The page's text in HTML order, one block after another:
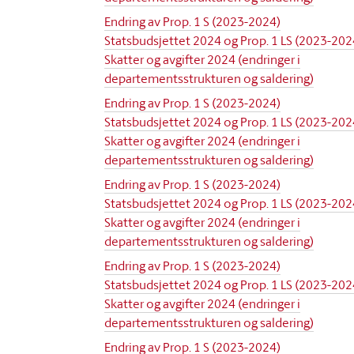
Endring av Prop. 1 S (2023-2024)
Statsbudsjettet 2024 og Prop. 1 LS (2023-
Skatter og avgifter 2024 (endringer i
departementsstrukturen og saldering)
Endring av Prop. 1 S (2023-2024)
Statsbudsjettet 2024 og Prop. 1 LS (2023-
Skatter og avgifter 2024 (endringer i
departementsstrukturen og saldering)
Endring av Prop. 1 S (2023-2024)
Statsbudsjettet 2024 og Prop. 1 LS (2023-
Skatter og avgifter 2024 (endringer i
departementsstrukturen og saldering)
Endring av Prop. 1 S (2023-2024)
Statsbudsjettet 2024 og Prop. 1 LS (2023-
Skatter og avgifter 2024 (endringer i
departementsstrukturen og saldering)
Endring av Prop. 1 S (2023-2024)